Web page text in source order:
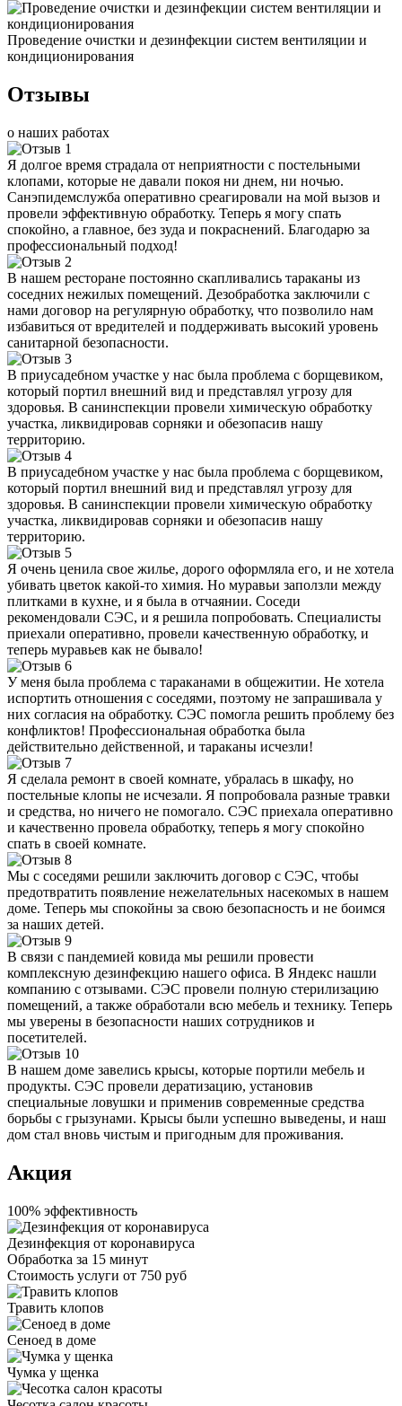
Проведение очистки и дезинфекции систем вентиляции и
кондиционирования
Отзывы
о наших работах
Я долгое время страдала от неприятности с постельными
клопами, которые не давали покоя ни днем, ни ночью.
Санэпидемслужба оперативно среагировали на мой вызов и
провели эффективную обработку. Теперь я могу спать
спокойно, а главное, без зуда и покраснений. Благодарю за
профессиональный подход!
В нашем ресторане постоянно скапливались тараканы из
соседних нежилых помещений. Дезобработка заключили с
нами договор на регулярную обработку, что позволило нам
избавиться от вредителей и поддерживать высокий уровень
санитарной безопасности.
В приусадебном участке у нас была проблема с борщевиком,
который портил внешний вид и представлял угрозу для
здоровья. В санинспекции провели химическую обработку
участка, ликвидировав сорняки и обезопасив нашу
территорию.
В приусадебном участке у нас была проблема с борщевиком,
который портил внешний вид и представлял угрозу для
здоровья. В санинспекции провели химическую обработку
участка, ликвидировав сорняки и обезопасив нашу
территорию.
Я очень ценила свое жилье, дорого оформляла его, и не хотела
убивать цветок какой-то химия. Но муравьи заползли между
плитками в кухне, и я была в отчаянии. Соседи
рекомендовали СЭС, и я решила попробовать. Специалисты
приехали оперативно, провели качественную обработку, и
теперь муравьев как не бывало!
У меня была проблема с тараканами в общежитии. Не хотела
испортить отношения с соседями, поэтому не запрашивала у
них согласия на обработку. СЭС помогла решить проблему без
конфликтов! Профессиональная обработка была
действительно действенной, и тараканы исчезли!
Я сделала ремонт в своей комнате, убралась в шкафу, но
постельные клопы не исчезали. Я попробовала разные травки
и средства, но ничего не помогало. СЭС приехала оперативно
и качественно провела обработку, теперь я могу спокойно
спать в своей комнате.
Мы с соседями решили заключить договор с СЭС, чтобы
предотвратить появление нежелательных насекомых в нашем
доме. Теперь мы спокойны за свою безопасность и не боимся
за наших детей.
В связи с пандемией ковида мы решили провести
комплексную дезинфекцию нашего офиса. В Яндекс нашли
компанию с отзывами. СЭС провели полную стерилизацию
помещений, а также обработали всю мебель и технику. Теперь
мы уверены в безопасности наших сотрудников и
посетителей.
В нашем доме завелись крысы, которые портили мебель и
продукты. СЭС провели дератизацию, установив
специальные ловушки и применив современные средства
борьбы с грызунами. Крысы были успешно выведены, и наш
дом стал вновь чистым и пригодным для проживания.
Акция
100% эффективность
Дезинфекция от коронавируса
Обработка за 15 минут
Стоимость услуги от 750 руб
Травить клопов
Сеноед в доме
Чумка у щенка